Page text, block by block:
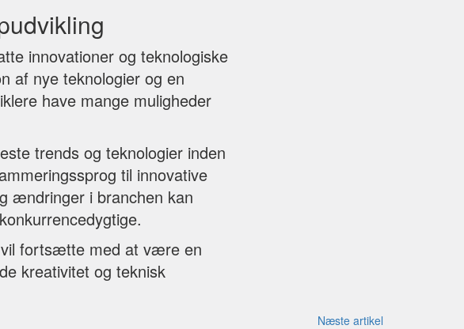
innovationer og teknologiske
af nye teknologier og en
have mange muligheder
trends og teknologier inden
til innovative
ændringer i branchen kan
vil fortsætte med at være en
kreativitet og teknisk
Næste artikel